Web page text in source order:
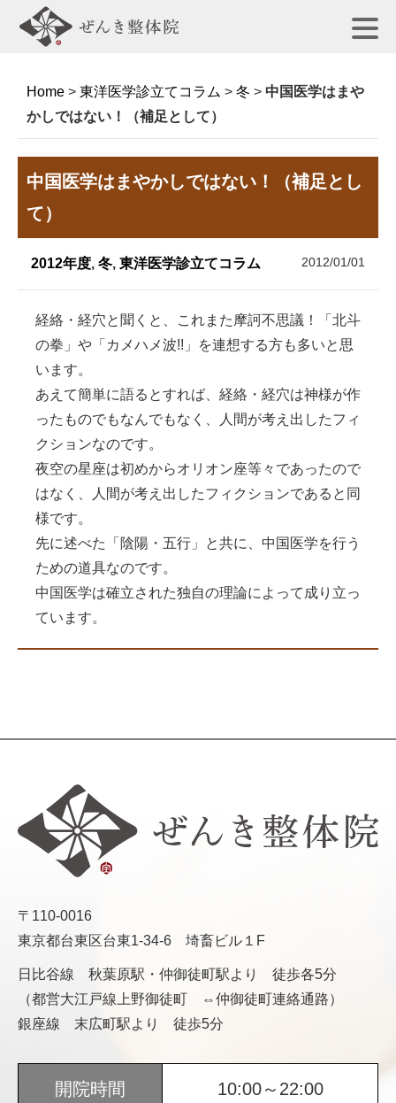
Home > 東洋医学診立てコラム > 冬 > 中国医学はまや
かしではない！（補足として）
中国医学はまやかしではない！（補足とし
て）
2012年度, 冬, 東洋医学診立てコラム 2012/01/01
経絡・経穴と聞くと、これまた摩訶不思議！「北斗
の拳」や「カメハメ波!!」を連想する方も多いと思
います。
あえて簡単に語るとすれば、経絡・経穴は神様が作
ったものでもなんでもなく、人間が考え出したフィ
クションなのです。
夜空の星座は初めからオリオン座等々であったので
はなく、人間が考え出したフィクションであると同
様です。
先に述べた「陰陽・五行」と共に、中国医学を行う
ための道具なのです。
中国医学は確立された独自の理論によって成り立っ
ています。
〒110-0016
東京都台東区台東1-34-6 埼畜ビル１F
日比谷線 秋葉原駅・仲御徒町駅より 徒歩各5分
（都営大江戸線上野御徒町 ⇔仲御徒町連絡通路）
銀座線 末広町駅より 徒歩5分
開院時間 10:00～22:00